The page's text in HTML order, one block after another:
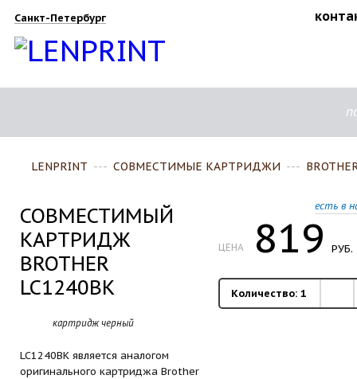
Санкт-Петербург
LENPRINT --- СОВМЕСТИМЫЕ КАРТРИДЖИ ---
ЦЕНА 819 РУБ.
есть в
Количество: 1
СОВМЕСТИМЫЙ
КАРТРИДЖ
BROTHER
LC1240BK
картридж черный
LC1240BK является аналогом
оригинального картриджа Brother